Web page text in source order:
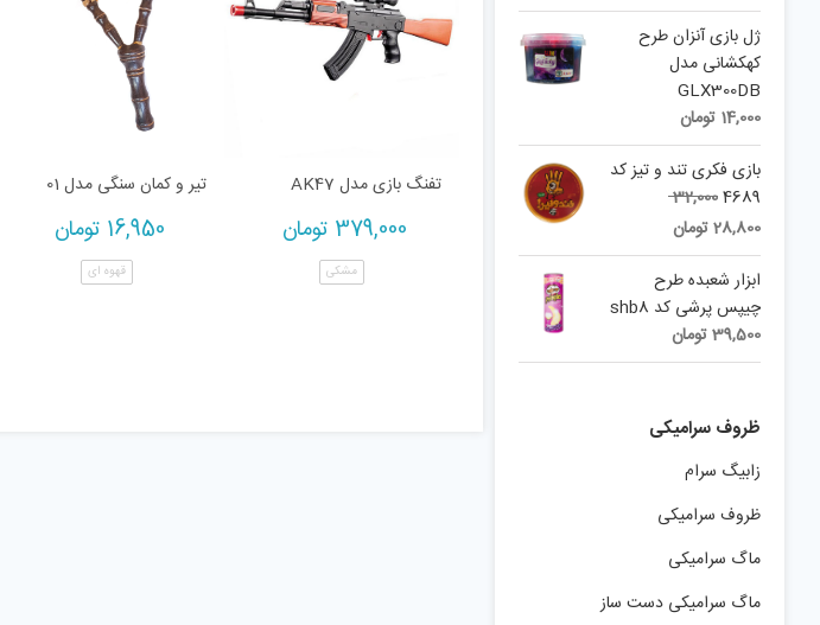
تفنگ بازی مدل AK47
379,000 تومان
مشکی
تیر و کمان سنگی مدل 01
16,950 تومان
قهوه ای
ژل بازی آنزان طرح
کهکشانی مدل
GLX300DB
14,000 تومان
بازی فکری تند و تیز کد
4689
32,000
Original
was:
32,000 تومان.
28,800تومان
price
is:
28,800 تومان.
ابزار شعبده طرح
چیپس پرشی کد shb8
39,500تومان
ظروف سرامیکی
زابیگ سرام
ظروف سرامیکی
ماگ سرامیکی
ماگ سرامیکی دست ساز